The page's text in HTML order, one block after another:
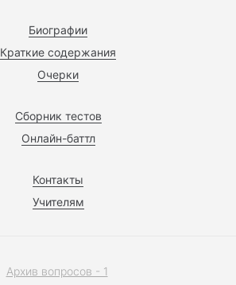
Биографии
Краткие содержания
Очерки
Сборник тестов
Онлайн-баттл
Контакты
Учителям
Архив вопросов - 1